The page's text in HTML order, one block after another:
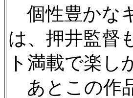
個性豊かな
は、押井監督
ト満載で楽し
あとこの作